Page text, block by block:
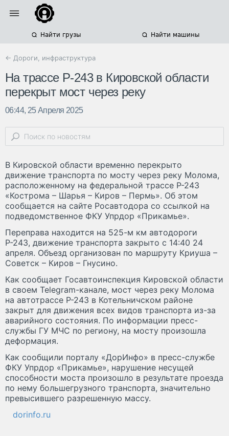
Найти грузы Найти машины
← Дороги, инфраструктура
На трассе Р-243 в Кировской области
перекрыт мост через реку
06:44, 25 Апреля 2025
В Кировской области временно перекрыто
движение транспорта по мосту через реку Молома,
расположенному на федеральной трассе Р-243
«Кострома – Шарья – Киров – Пермь». Об этом
сообщается на сайте Росавтодора со ссылкой на
подведомственное ФКУ Упрдор «Прикамье».
Переправа находится на 525-м км автодороги
Р-243, движение транспорта закрыто с 14:40 24
апреля. Объезд организован по маршруту Криуша –
Советск – Киров – Гнусино.
Как сообщает Госавтоинспекция Кировской области
в своем Telegram-канале, мост через реку Молома
на автотрассе Р-243 в Котельничском районе
закрыт для движения всех видов транспорта из-за
аварийного состояния. По информации пресс-
службы ГУ МЧС по региону, на мосту произошла
деформация.
Как сообщили порталу «ДорИнфо» в пресс-службе
ФКУ Упрдор «Прикамье», нарушение несущей
способности моста произошло в результате проезда
по нему большегрузного транспорта, значительно
превысившего разрешенную массу.
dorinfo.ru